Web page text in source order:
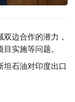
边合作的潜力，
实施等问题。
坦石油对印度出口